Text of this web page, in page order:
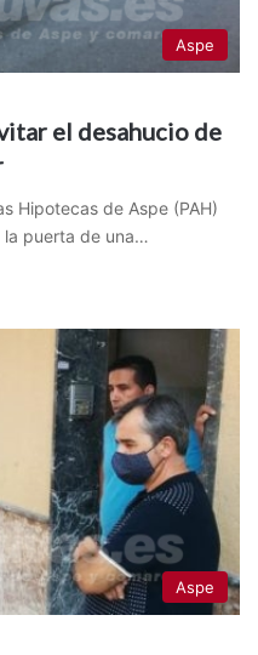
Aspe
el desahucio de
Hipotecas de Aspe (PAH)
la puerta de una…
Aspe